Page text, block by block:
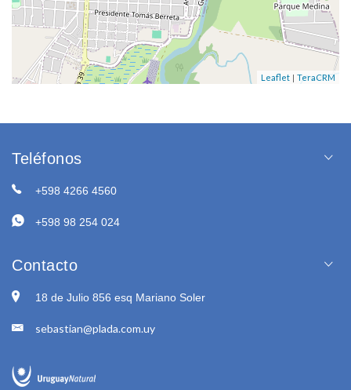
Leaflet | TeraCRM
Teléfonos
+598 4266 4560
+598 98 254 024
Contacto
18 de Julio 856 esq Mariano Soler
sebastian@plada.com.uy